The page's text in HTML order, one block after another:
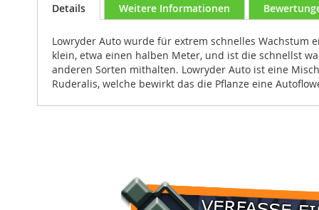
Details
Lowryder Auto wurde für extrem schnelles Wachstum
klein, etwa einen halben Meter, und ist die schnellst
anderen Sorten mithalten. Lowryder Auto ist eine
Ruderalis, welche bewirkt das die Pflanze eine
Weitere Informationen